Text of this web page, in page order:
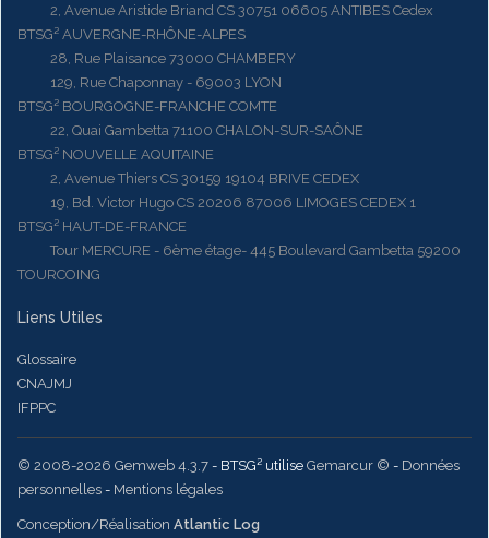
2, Avenue Aristide Briand CS 30751 06605 ANTIBES Cedex
BTSG² AUVERGNE-RHÔNE-ALPES
28, Rue Plaisance 73000 CHAMBERY
129, Rue Chaponnay - 69003 LYON
BTSG² BOURGOGNE-FRANCHE COMTE
22, Quai Gambetta 71100 CHALON-SUR-SAÔNE
BTSG² NOUVELLE AQUITAINE
2, Avenue Thiers CS 30159 19104 BRIVE CEDEX
19, Bd. Victor Hugo CS 20206 87006 LIMOGES CEDEX 1
BTSG² HAUT-DE-FRANCE
Tour MERCURE - 6ème étage- 445 Boulevard Gambetta 59200
TOURCOING
Liens Utiles
Glossaire
CNAJMJ
IFPPC
© 2008-2026 Gemweb 4.3.7 - BTSG² utilise Gemarcur © - Données
personnelles - Mentions légales
Conception/Réalisation Atlantic Log